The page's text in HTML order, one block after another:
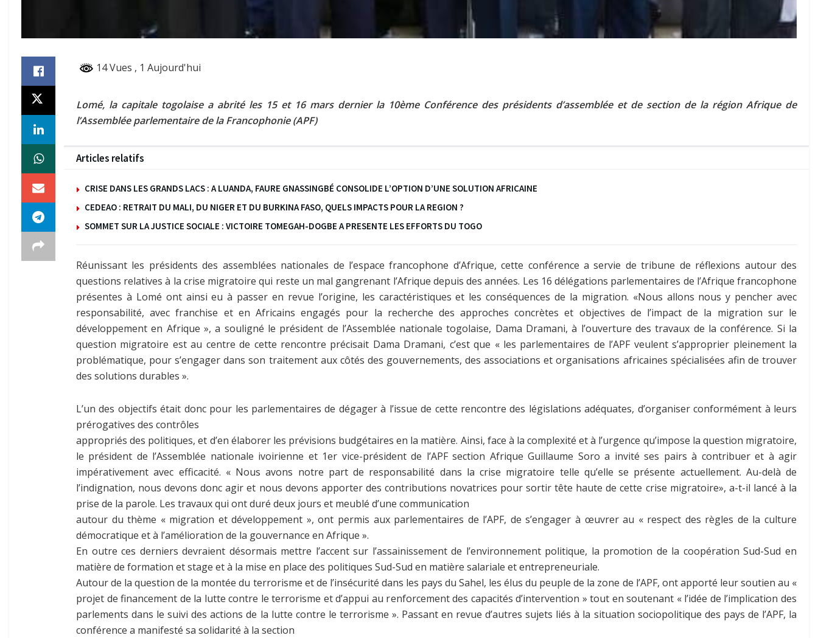
14 Vues , 1 Aujourd'hui
Lomé, la capitale togolaise a abrité les 15 et 16 mars dernier la 10ème Conférence des présidents d’assemblée et de section de la région Afrique de
l’Assemblée parlementaire de la Francophonie (APF)
Articles relatifs
CRISE DANS LES GRANDS LACS : A LUANDA, FAURE GNASSINGBÉ CONSOLIDE L’OPTION D’UNE SOLUTION AFRICAINE
CEDEAO : RETRAIT DU MALI, DU NIGER ET DU BURKINA FASO, QUELS IMPACTS POUR LA REGION ?
SOMMET SUR LA JUSTICE SOCIALE : VICTOIRE TOMEGAH-DOGBE A PRESENTE LES EFFORTS DU TOGO
Réunissant les présidents des assemblées nationales de l’espace francophone d’Afrique, cette conférence a servie de tribune de réflexions autour des
questions relatives à la crise migratoire qui reste un mal gangrenant l’Afrique depuis des années. Les 16 délégations parlementaires de l’Afrique francophone
présentes à Lomé ont ainsi eu à passer en revue l’origine, les caractéristiques et les conséquences de la migration. «Nous allons nous y pencher avec
responsabilité, avec franchise et en Africains engagés pour la recherche des approches concrètes et objectives de l’impact de la migration sur le
développement en Afrique », a souligné le président de l’Assemblée nationale togolaise, Dama Dramani, à l’ouverture des travaux de la conférence. Si la
question migratoire est au centre de cette rencontre précisait Dama Dramani, c’est que « les parlementaires de l’APF veulent s’approprier pleinement la
problématique, pour s’engager dans son traitement aux côtés des gouvernements, des associations et organisations africaines spécialisées afin de trouver
des solutions durables ».
L’un des objectifs était donc pour les parlementaires de dégager à l’issue de cette rencontre des législations adéquates, d’organiser conformément à leurs
prérogatives des contrôles
appropriés des politiques, et d’en élaborer les prévisions budgétaires en la matière. Ainsi, face à la complexité et à l’urgence qu’impose la question migratoire,
le président de l’Assemblée nationale ivoirienne et 1er vice-président de l’APF section Afrique Guillaume Soro a invité ses pairs à contribuer et à agir
impérativement avec efficacité. « Nous avons notre part de responsabilité dans la crise migratoire telle qu’elle se présente actuellement. Au-delà de
l’indignation, nous devons donc agir et nous devons apporter des contributions novatrices pour sortir tête haute de cette crise migratoire», a-t-il lancé à la
prise de la parole. Les travaux qui ont duré deux jours et meublé d’une communication
autour du thème « migration et développement », ont permis aux parlementaires de l’APF, de s’engager à œuvrer au « respect des règles de la culture
démocratique et à l’amélioration de la gouvernance en Afrique ».
En outre ces derniers devraient désormais mettre l’accent sur l’assainissement de l’environnement politique, la promotion de la coopération Sud-Sud en
matière de formation et stage et à la mise en place des politiques Sud-Sud en matière salariale et entrepreneuriale.
Autour de la question de la montée du terrorisme et de l’insécurité dans les pays du Sahel, les élus du peuple de la zone de l’APF, ont apporté leur soutien au «
projet de financement de la lutte contre le terrorisme et d’appui au renforcement des capacités d’intervention » tout en soutenant « l’idée de l’implication des
parlements dans le suivi des actions de la lutte contre le terrorisme ». Passant en revue d’autres sujets liés à la situation sociopolitique des pays de l’APF, la
conférence a manifesté sa solidarité à la section